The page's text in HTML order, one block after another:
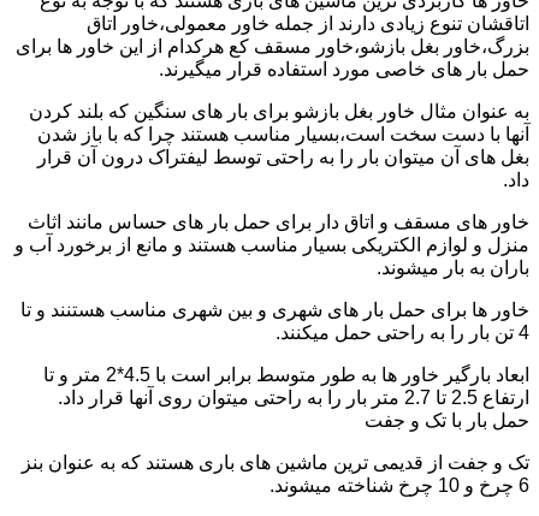
اتاقشان تنوع زیادی دارند از جمله خاور معمولی،خاور اتاق
بزرگ،خاور بغل بازشو،خاور مسقف کع هرکدام از این خاور ها برای
حمل بار های خاصی مورد استفاده قرار میگیرند.
به عنوان مثال خاور بغل بازشو برای بار های سنگین که بلند کردن
آنها با دست سخت است،بسیار مناسب هستند چرا که با باز شدن
بغل های آن میتوان بار را به راحتی توسط لیفتراک درون آن قرار
داد.
خاور های مسقف و اتاق دار برای حمل بار های حساس مانند اثاث
منزل و لوازم الکتریکی بسیار مناسب هستند و مانع از برخورد آب و
باران به بار میشوند.
خاور ها برای حمل بار های شهری و بین شهری مناسب هستنند و تا
4 تن بار را به راحتی حمل میکنند.
ابعاد بارگیر خاور ها به طور متوسط برابر است با 4.5*2 متر و تا
ارتفاع 2.5 تا 2.7 متر بار را به راحتی میتوان روی آنها قرار داد.
حمل بار با تک و جفت
تک و جفت از قدیمی ترین ماشین های باری هستند که به عنوان بنز
6 چرخ و 10 چرخ شناخته میشوند.